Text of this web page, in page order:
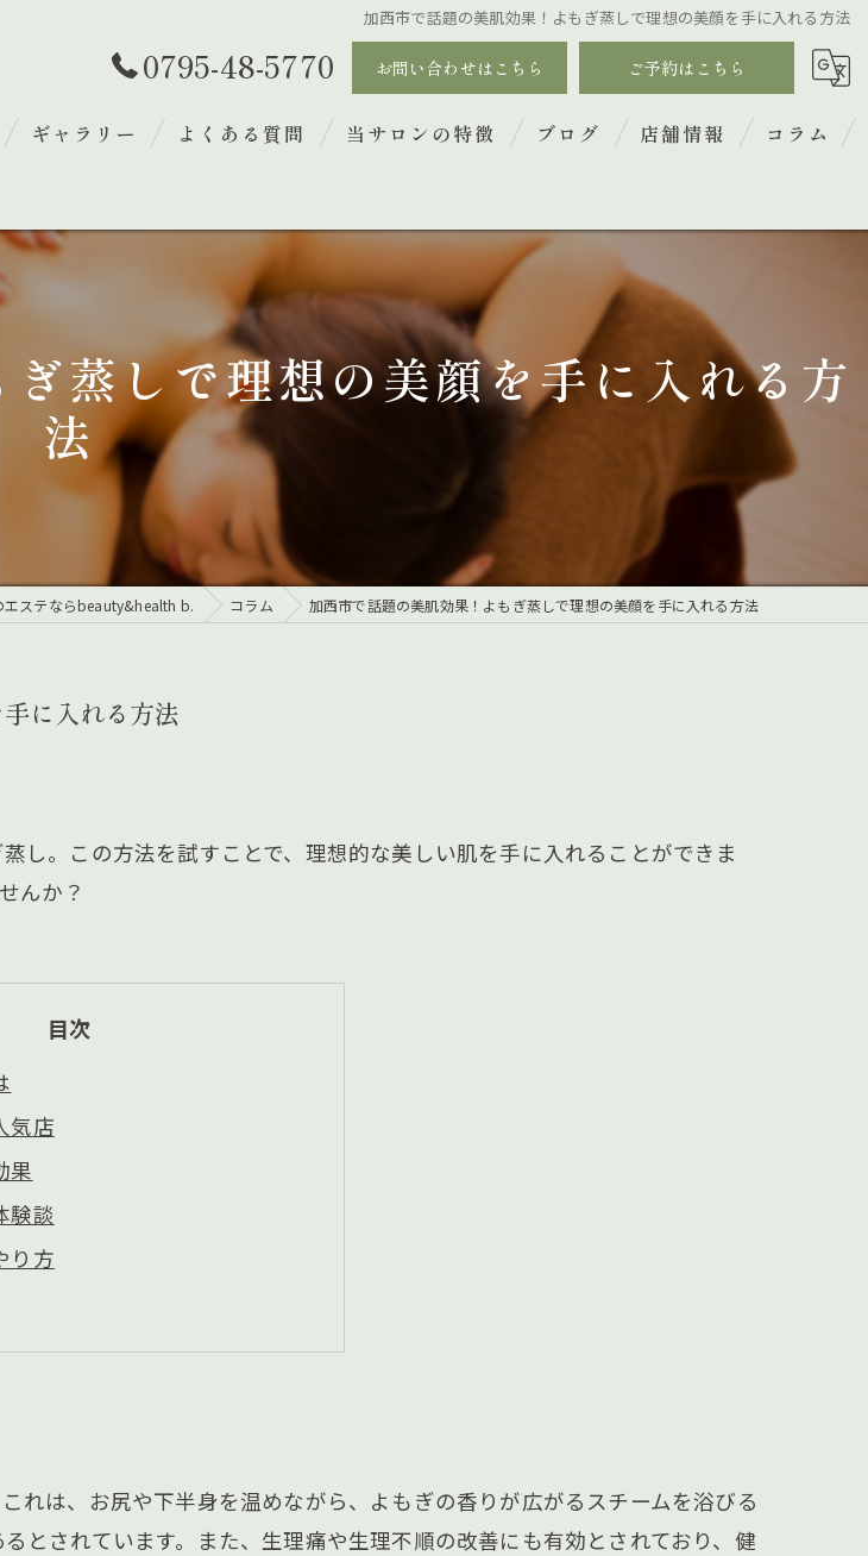
加西市で話題の美肌効果！よもぎ蒸しで理想の美顔を手に入れる方法
0795-48-5770 お問い合わせはこちら ご予約はこちら
ギャラリー よくある質問 当サロンの特徴
よもぎ蒸し
リンパマッサージ
ブログ 店舗情報 コラム
蒸しで理想の美顔を手に入れる方
法
エステならbeauty&health b. コラム 加西市で話題の美肌効果！よもぎ蒸しで理想の美顔を手に入れる方法
に入れる方法
し。この方法を試すことで、理想的な美しい肌を手に入れることができま
んか？
目次
気店
果
験談
り方
れは、お尻や下半身を温めながら、よもぎの香りが広がるスチームを浴びる
とされています。また、生理痛や生理不順の改善にも有効とされており、健